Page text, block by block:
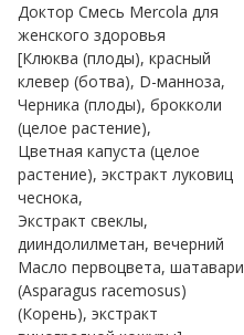
Доктор Смесь Mercola для
женского здоровья
[Клюква (плоды), красный
клевер (ботва), D-манноза,
Черника (плоды), брокколи
(целое растение),
Цветная капуста (целое
растение), экстракт луковиц
чеснока,
Экстракт свеклы,
дииндолилметан, вечерний
Масло первоцвета, шатавари
(Asparagus racemosus)
(Корень), экстракт